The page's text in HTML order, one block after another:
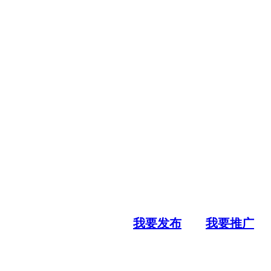
我要发布 我要推广